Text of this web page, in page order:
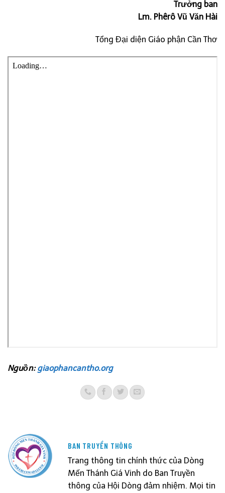
Trưởng ban
Lm. Phêrô Vũ Văn Hài
Tổng Đại diện Giáo phận Cần Thơ
Nguồn:giaophancantho.org
BAN TRUYỀN THÔNG
Trang thông tin chính thức của Dòng
Mến Thánh Giá Vinh do Ban Truyền
thông của Hội Dòng đảm nhiệm. Mọi tin